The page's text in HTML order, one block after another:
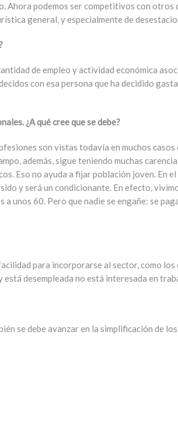
Ahora podemos ser competitivos con otros
general, y especialmente de
de empleo y actividad económica
con esa persona que ha decidido
¿A qué cree que se debe?
son vistas todavía en muchos
además, sigue teniendo muchas
Eso no ayuda a fijar población joven. En
y será un condicionante. En efecto,
unos 60. Pero que nadie se engañe: se
para incorporarse al sector, como los
desempleada no está interesada en
se debe avanzar en la simplificación de